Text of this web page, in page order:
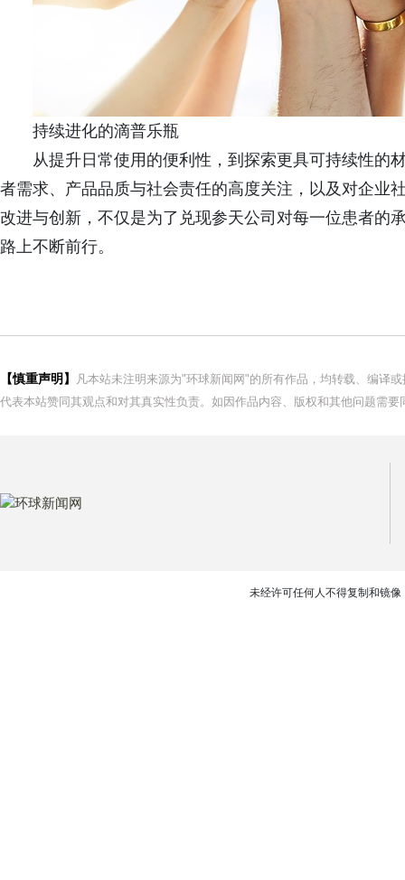
持续进化的滴普乐瓶
从提升日常使用的便利性，到探索更具可持续性的
者需求、产品品质与社会责任的高度关注，以及对企业
改进与创新，不仅是为了兑现参天公司对每一位患者的
路上不断前行。
【慎重声明】
凡本站未注明来源为"环球新闻网"的所有作品，均转载、编译
代表本站赞同其观点和对其真实性负责。如因作品内容、版权和其他问题需
未经许可任何人不得复制和镜